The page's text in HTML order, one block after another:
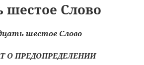
шестое Слово
шестое Слово
О ПРЕДОПРЕДЕЛЕНИИ